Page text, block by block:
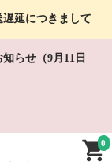
延につきまして
らせ（9月11日
0